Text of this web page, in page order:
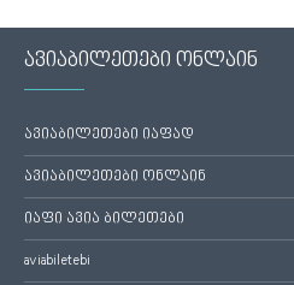
ავიაბილეთები ონლაინ
ავიაბილეთები იაფად
ავიაბილეთები ონლაინ
იაფი ავია ბილეთები
aviabiletebi